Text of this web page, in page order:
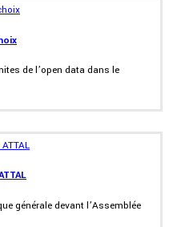
de l’open data dans le
générale devant l’Assemblée